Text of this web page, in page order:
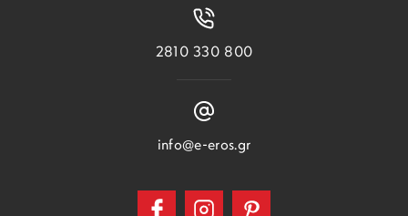
2810 330 800
info@e-eros.gr